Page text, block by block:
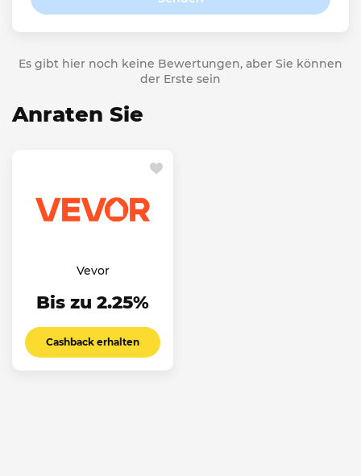
Es gibt hier noch keine Bewertungen, aber Sie können
der Erste sein
Anraten Sie
Vevor
Bis zu 2.25%
Cashback erhalten